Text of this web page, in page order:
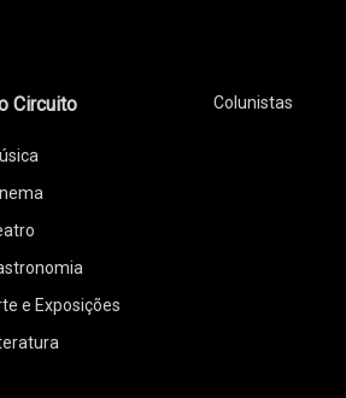
Circuito
e Exposições
Colunistas